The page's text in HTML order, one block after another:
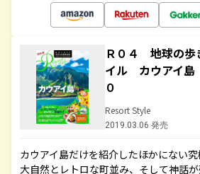
Ｒ０４ 地球の
イル カウアイ島
０
Resort Style
2019.03.06 発売
カウアイ島だけを紹介したほかにない
大自然とレトロな町並み、そして神話